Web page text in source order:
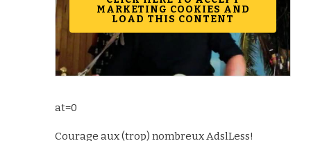
MARKETING COOKIES AND
LOAD THIS CONTENT
at=0
Courage aux (trop) nombreux AdslLess!